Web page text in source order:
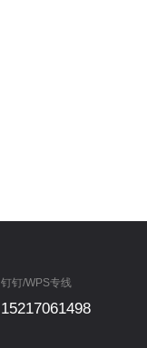
钉钉/WPS专线
15217061498